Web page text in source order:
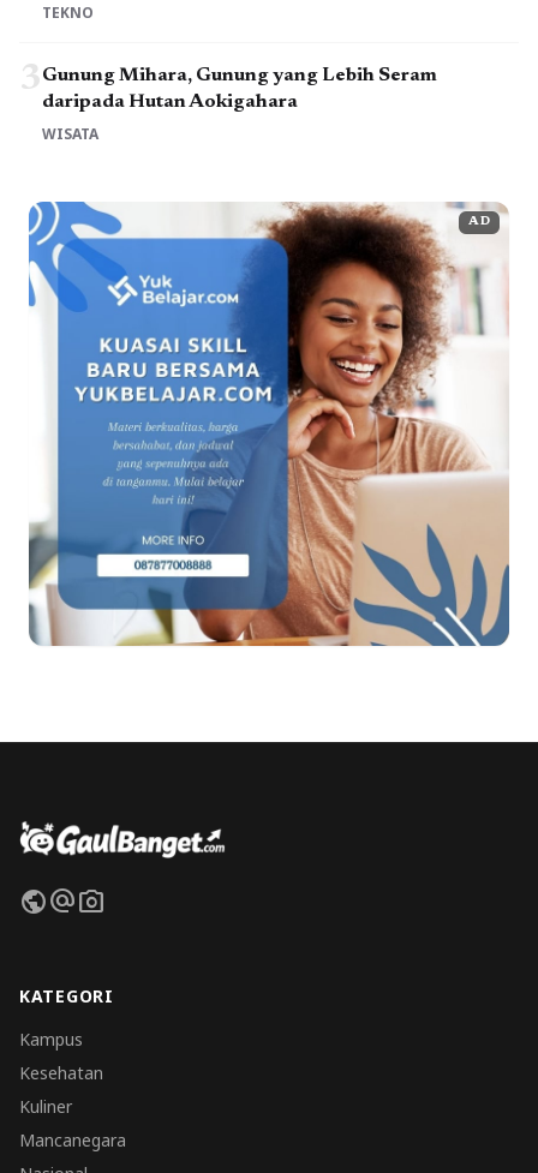
TEKNO
3Gunung Mihara, Gunung yang Lebih Seram
daripada Hutan Aokigahara
WISATA
AD
publicalternate_emailphoto_camera
KATEGORI
Kampus
Kesehatan
Kuliner
Mancanegara